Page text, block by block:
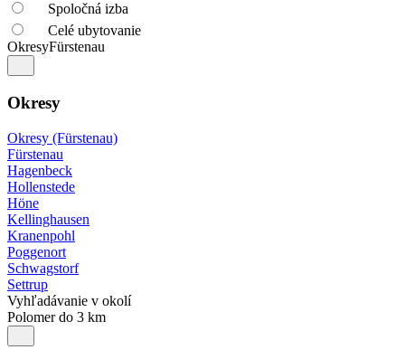
Spoločná izba
Celé ubytovanie
OkresyFürstenau
Okresy
Okresy (Fürstenau)
Fürstenau
Hagenbeck
Hollenstede
Höne
Kellinghausen
Kranenpohl
Poggenort
Schwagstorf
Settrup
Vyhľadávanie v okolí
Polomer do 3 km